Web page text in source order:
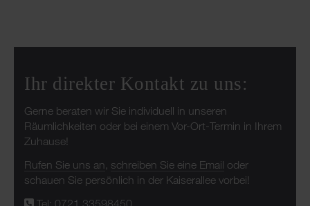
Ihr direkter Kontakt zu uns:
Gerne beraten wir Sie individuell in unseren
Räumlichkeiten oder bei einem Vor-Ort-Termin in Ihrem
Zuhause!
Rufen Sie uns an, schreiben Sie eine Email oder
schauen Sie persönlich in der Kaiserallee vorbei!
Tel: 0721 33598450